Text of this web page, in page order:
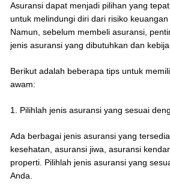
Asuransi dapat menjadi pilihan yang
untuk melindungi diri dari risiko
Namun, sebelum membeli asuransi,
jenis asuransi yang dibutuhkan dan
Berikut adalah beberapa tips untuk
awam:
1. Pilihlah jenis asuransi yang sesuai
Ada berbagai jenis asuransi yang
kesehatan, asuransi jiwa, asuransi
properti. Pilihlah jenis asuransi yang
Anda.